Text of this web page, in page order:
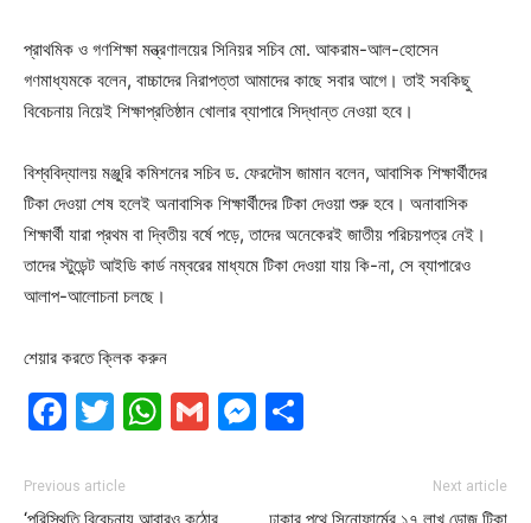
প্রাথমিক ও গণশিক্ষা মন্ত্রণালয়ের সিনিয়র সচিব মো. আকরাম-আল-হোসেন
গণমাধ্যমকে বলেন, বাচ্চাদের নিরাপত্তা আমাদের কাছে সবার আগে। তাই সবকিছু
বিবেচনায় নিয়েই শিক্ষাপ্রতিষ্ঠান খোলার ব্যাপারে সিদ্ধান্ত নেওয়া হবে।
বিশ্ববিদ্যালয় মঞ্জুরি কমিশনের সচিব ড. ফেরদৌস জামান বলেন, আবাসিক শিক্ষার্থীদের
টিকা দেওয়া শেষ হলেই অনাবাসিক শিক্ষার্থীদের টিকা দেওয়া শুরু হবে। অনাবাসিক
শিক্ষার্থী যারা প্রথম বা দ্বিতীয় বর্ষে পড়ে, তাদের অনেকেরই জাতীয় পরিচয়পত্র নেই।
তাদের স্টুডেন্ট আইডি কার্ড নম্বরের মাধ্যমে টিকা দেওয়া যায় কি-না, সে ব্যাপারেও
আলাপ-আলোচনা চলছে।
শেয়ার করতে ক্লিক করুন
Facebook
Twitter
WhatsApp
GmailMessenger
Previous article Next article